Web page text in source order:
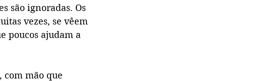
são ignoradas. Os
vezes, se vêem
poucos ajudam a
com mão que